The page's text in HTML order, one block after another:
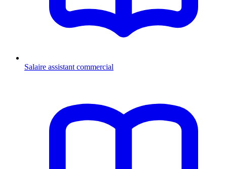
Salaire assistant commercial